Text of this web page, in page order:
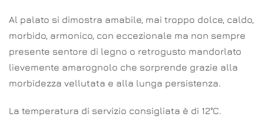
Al palato si dimostra amabile, mai troppo dolce, caldo,
morbido, armonico, con eccezionale ma non sempre
presente sentore di legno o retrogusto mandorlato
lievemente amarognolo che sorprende grazie alla
morbidezza vellutata e alla lunga persistenza.
La temperatura di servizio consigliata è di 12°C.